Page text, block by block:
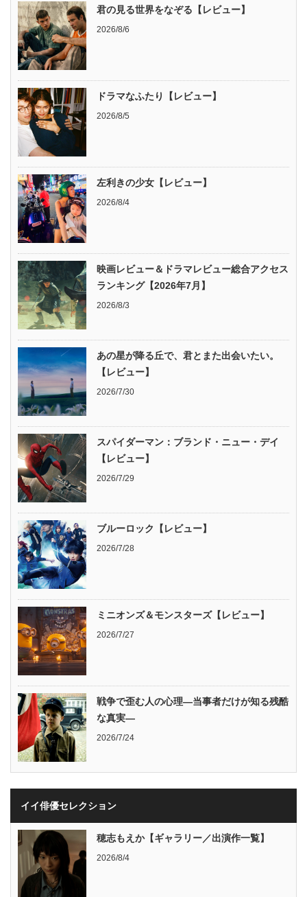
君の見る世界をなぞる【レビュー】
2026/8/6
ドラマなふたり【レビュー】
2026/8/5
左利きの少女【レビュー】
2026/8/4
映画レビュー＆ドラマレビュー総合アクセス
ランキング【2026年7月】
2026/8/3
あの星が降る丘で、君とまた出会いたい。
【レビュー】
2026/7/30
スパイダーマン：ブランド・ニュー・デイ
【レビュー】
2026/7/29
ブルーロック【レビュー】
2026/7/28
ミニオンズ＆モンスターズ【レビュー】
2026/7/27
戦争で歪む人の心理―当事者だけが知る残酷
な真実―
2026/7/24
イイ俳優セレクション
穂志もえか【ギャラリー／出演作一覧】
2026/8/4